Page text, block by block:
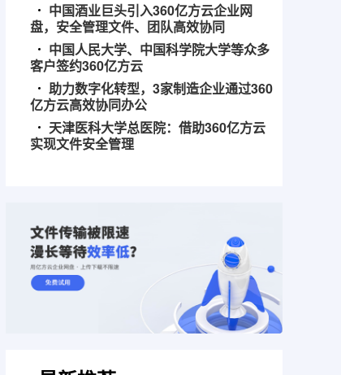
中国酒业巨头引入360亿方云企业网
盘，安全管理文件、团队高效协同
中国人民大学、中国科学院大学等众多
客户签约360亿方云
助力数字化转型，3家制造企业通过360
亿方云高效协同办公
天津医科大学总医院：借助360亿方云
实现文件安全管理